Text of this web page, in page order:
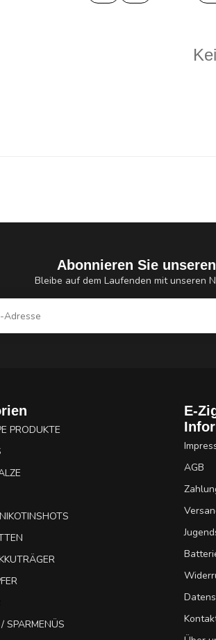
Abonnieren Sie
Bleibe auf dem Laufenden mit unseren
PRODUKTE
SPARMENÜS
E-
AGB